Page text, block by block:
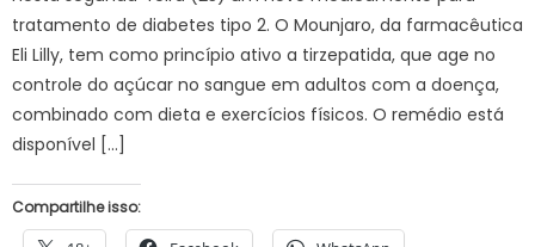
tratamento de diabetes tipo 2. O Mounjaro, da farmacêutica
Eli Lilly, tem como princípio ativo a tirzepatida, que age no
controle do açúcar no sangue em adultos com a doença,
combinado com dieta e exercícios físicos. O remédio está
disponível […]
Compartilhe isso: